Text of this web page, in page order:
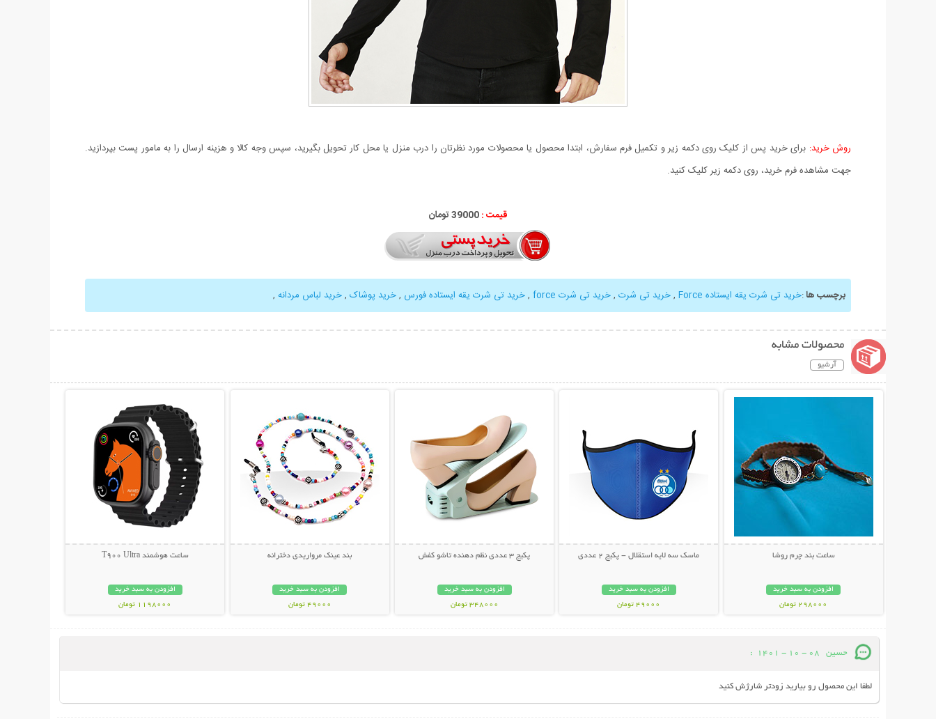
روش خرید: برای خرید پس از کلیک روی دکمه زیر و تکمیل فرم سفارش، ابتدا محصول یا محصولات مورد نظرتان را درب منزل یا محل کار تحویل بگیرید، سپس وجه کالا و هزینه ارسال را به مامور پست بپردازید.
جهت مشاهده فرم خرید، روی دکمه زیر کلیک کنید.
قیمت :39000 تومان
برچسب ها:خرید تی شرت یقه ایستاده Force ,خرید تی شرت ,خرید تی شرت force ,خرید تی شرت یقه ایستاده فورس ,خرید پوشاک ,خرید لباس مردانه ,
محصولات مشابه
آرشیو
ساعت بند چرم روشا
افزودن به سبد خرید
298000 تومان
ماسک سه لایه استقلال - پکیج 2 عددی
افزودن به سبد خرید
49000 تومان
پکیج 3 عددی نظم دهنده تاشو کفش
افزودن به سبد خرید
348000 تومان
بند عینک مرواریدی دخترانه
افزودن به سبد خرید
49000 تومان
ساعت هوشمند T900 Ultra
افزودن به سبد خرید
1198000 تومان
حسین 08 - 10 - 1401
:
لطفا این محصول رو بیارید زودتر شارژش کنید